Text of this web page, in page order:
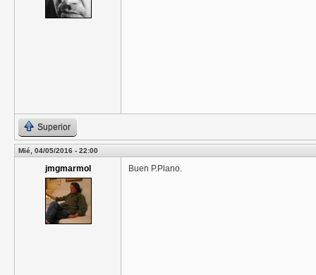
Superior
Mié, 04/05/2016 - 22:00
jmgmarmol Buen P.Plano.